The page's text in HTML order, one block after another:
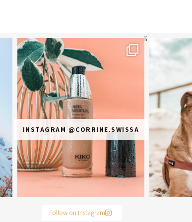
INSTAGRAM @CORRINE.SWISSA
הראשונה או
Follow on Instagram